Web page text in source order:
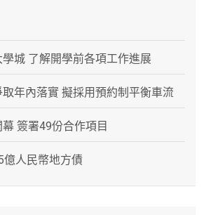
城 了解開學前各項工作進展
年內落實 擬採用預約制平衡車流
簽署49份合作項目
億人民幣地方債